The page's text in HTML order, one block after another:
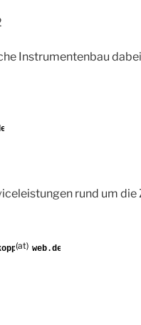
Instrumentenbau dabei
rund um die
(at)